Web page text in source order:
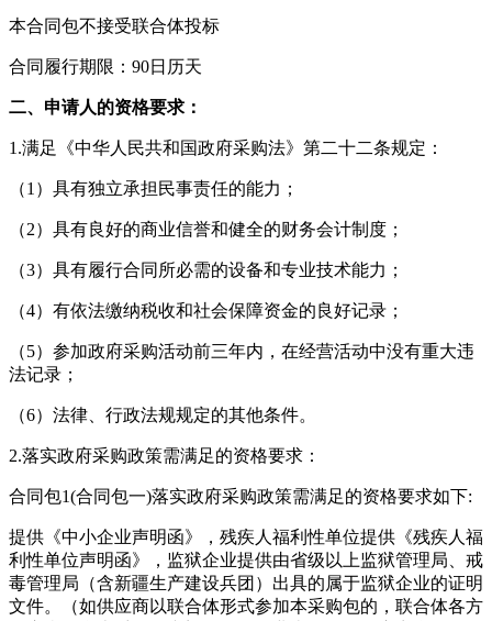
本合同包不接受联合体投标
合同履行期限：90日历天
二、申请人的资格要求：
1.满足《中华人民共和国政府采购法》第二十二条规定：
（1）具有独立承担民事责任的能力；
（2）具有良好的商业信誉和健全的财务会计制度；
（3）具有履行合同所必需的设备和专业技术能力；
（4）有依法缴纳税收和社会保障资金的良好记录；
（5）参加政府采购活动前三年内，在经营活动中没有重大违
法记录；
（6）法律、行政法规规定的其他条件。
2.落实政府采购政策需满足的资格要求：
合同包1(合同包一)落实政府采购政策需满足的资格要求如下:
提供《中小企业声明函》，残疾人福利性单位提供《残疾人福
利性单位声明函》，监狱企业提供由省级以上监狱管理局、戒
毒管理局（含新疆生产建设兵团）出具的属于监狱企业的证明
文件。（如供应商以联合体形式参加本采购包的，联合体各方